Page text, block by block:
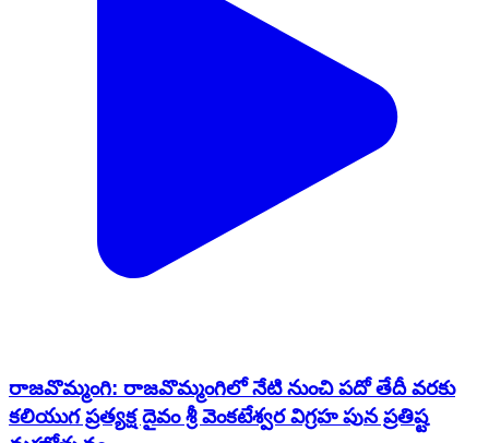
రాజవొమ్మంగి: రాజవొమ్మంగిలో నేటి నుంచి పదో తేదీ వరకు
కలియుగ ప్రత్యక్ష దైవం శ్రీ వెంకటేశ్వర విగ్రహ పున ప్రతిష్ట